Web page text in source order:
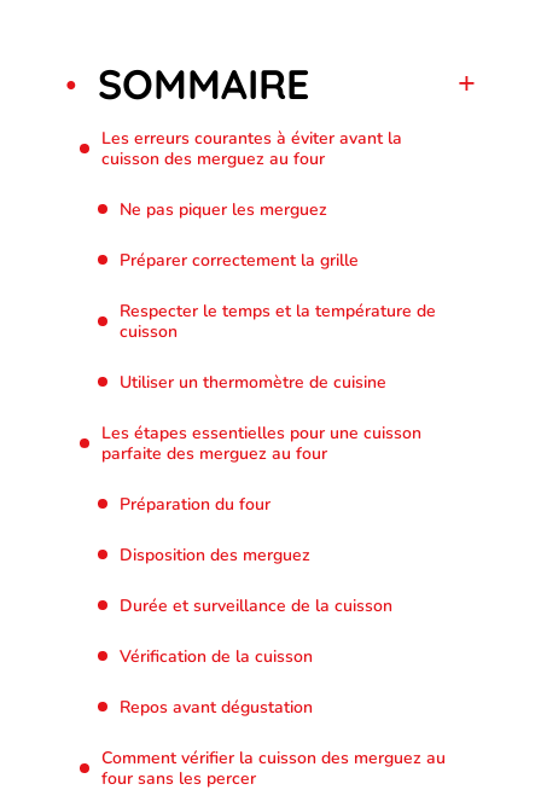
SOMMAIRE
Les erreurs courantes à éviter avant la
cuisson des merguez au four
Ne pas piquer les merguez
Préparer correctement la grille
Respecter le temps et la température de
cuisson
Utiliser un thermomètre de cuisine
Les étapes essentielles pour une cuisson
parfaite des merguez au four
Préparation du four
Disposition des merguez
Durée et surveillance de la cuisson
Vérification de la cuisson
Repos avant dégustation
Comment vérifier la cuisson des merguez au
four sans les percer